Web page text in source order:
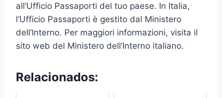
all’Ufficio Passaporti del tuo paese. In Italia,
l’Ufficio Passaporti è gestito dal Ministero
dell’Interno. Per maggiori informazioni, visita il
sito web del Ministero dell’Interno italiano.
Relacionados: